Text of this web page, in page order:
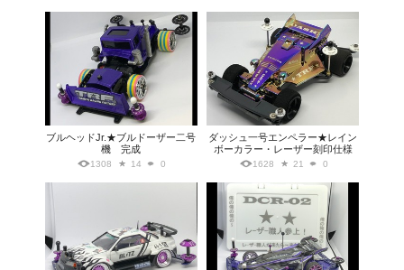
ブルヘッドJr.★ブルドーザー二号
機 完成
1308 14 0
ダッシュ一号エンペラー★レイン
ボーカラー・レーザー刻印仕様
1628 21 0